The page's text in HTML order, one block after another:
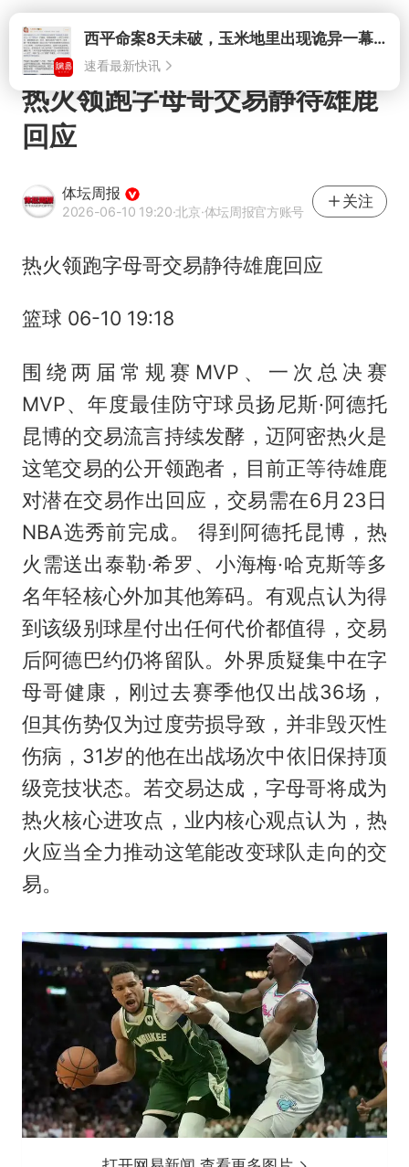
打开
热火领跑字母哥交易静待雄鹿
回应
体坛周报
2026-06-10 19:20·北京·体坛周报官方账号
关注
热火领跑字母哥交易静待雄鹿回应
篮球 06-10 19:18
围绕两届常规赛MVP、一次总决赛
MVP、年度最佳防守球员扬尼斯·阿德托
昆博的交易流言持续发酵，迈阿密热火是
这笔交易的公开领跑者，目前正等待雄鹿
对潜在交易作出回应，交易需在6月23日
NBA选秀前完成。 得到阿德托昆博，热
火需送出泰勒·希罗、小海梅·哈克斯等多
名年轻核心外加其他筹码。有观点认为得
到该级别球星付出任何代价都值得，交易
后阿德巴约仍将留队。外界质疑集中在字
母哥健康，刚过去赛季他仅出战36场，
但其伤势仅为过度劳损导致，并非毁灭性
伤病，31岁的他在出战场次中依旧保持顶
级竞技状态。若交易达成，字母哥将成为
热火核心进攻点，业内核心观点认为，热
火应当全力推动这笔能改变球队走向的交
易。